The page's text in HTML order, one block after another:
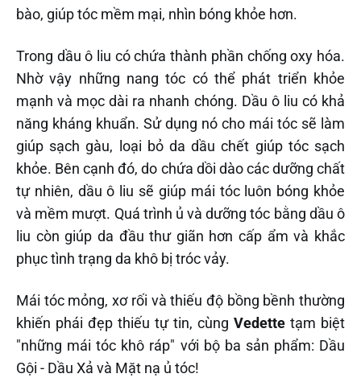
bào, giúp tóc mềm mại, nhìn bóng khỏe hơn.
Trong dầu ô liu có chứa thành phần chống oxy hóa.
Nhờ vậy những nang tóc có thể phát triển khỏe
mạnh và mọc dài ra nhanh chóng. Dầu ô liu có khả
năng kháng khuẩn. Sử dụng nó cho mái tóc sẽ làm
giúp sạch gàu, loại bỏ da dầu chết giúp tóc sạch
khỏe. Bên cạnh đó, do chứa dồi dào các dưỡng chất
tự nhiên, dầu ô liu sẽ giúp mái tóc luôn bóng khỏe
và mềm mượt. Quá trình ủ và dưỡng tóc bằng dầu ô
liu còn giúp da đầu thư giãn hơn cấp ẩm và khắc
phục tình trạng da khô bị tróc vảy.
Mái tóc mỏng, xơ rối và thiếu độ bồng bềnh thường
khiến phái đẹp thiếu tự tin, cùng Vedette tạm biệt
"những mái tóc khô ráp" với bộ ba sản phẩm: Dầu
Gội - Dầu Xả và Mặt nạ ủ tóc!